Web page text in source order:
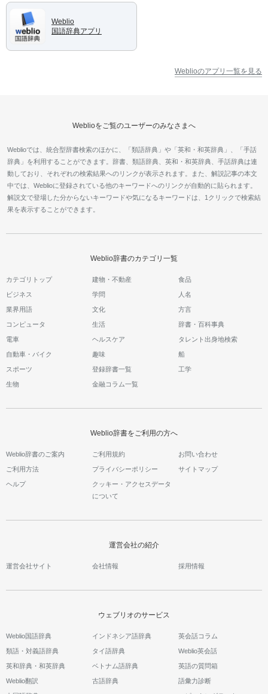
Weblio
国語辞典アプリ
Weblioのアプリ一覧を見る
Weblioをご覧のユーザーのみなさまへ
Weblioでは、統合型辞書検索のほかに、「類語辞典」や「英和・和英辞典」、「手話
辞典」を利用することができます。辞書、類語辞典、英和・和英辞典、手話辞典は連
動しており、それぞれの検索結果へのリンクが表示されます。また、解説記事の本文
中では、Weblioに登録されている他のキーワードへのリンクが自動的に貼られます。
解説文で登場した分からないキーワードや気になるキーワードは、1クリックで検索結
果を表示することができます。
Weblio辞書のカテゴリ一覧
カテゴリトップ 建物・不動産 食品
ビジネス 学問 人名
業界用語 文化 方言
コンピュータ 生活 辞書・百科事典
電車 ヘルスケア タレント出身地検索
自動車・バイク 趣味 船
スポーツ 登録辞書一覧 工学
生物 金融コラム一覧
Weblio辞書をご利用の方へ
Weblio辞書のご案内 ご利用規約 お問い合わせ
ご利用方法 プライバシーポリシー サイトマップ
ヘルプ
クッキー・アクセスデータ
について
運営会社の紹介
運営会社サイト 会社情報 採用情報
ウェブリオのサービス
Weblio国語辞典
類語・対義語辞典
英和辞典・和英辞典
Weblio翻訳
インドネシア語辞典
タイ語辞典
ベトナム語辞典
古語辞典
英会話コラム
Weblio英会話
英語の質問箱
語彙力診断